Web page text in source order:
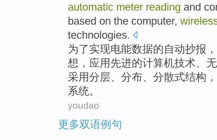
automatic meter reading and
based on the computer,
technologies.
为了实现电能数据的 自动抄报
想，应用先进的计算机技术、
采用分层、分布、分散式结构
系统。
youdao
更多双语例句